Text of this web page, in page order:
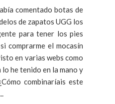
comentado botas de
de zapatos UGG los
para tener los pies
comprarme el mocasín
en varias webs como
he tenido en la mano y
combinaríais este